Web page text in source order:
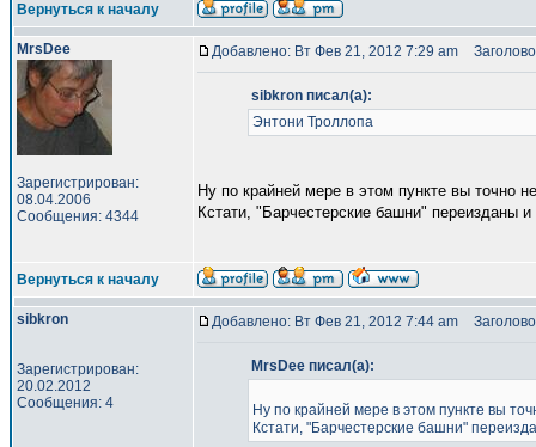
Вернуться к началу
MrsDee
Зарегистрирован:
08.04.2006
Сообщения: 4344
Добавлено: Вт Фев 21, 2012 7:29 am
sibkron писал(а):
Энтони Троллопа
Ну по крайней мере в этом пункте вы точно
Кстати, "Барчестерские башни" переизданы
Вернуться к началу
sibkron
Зарегистрирован:
20.02.2012
Сообщения: 4
Добавлено: Вт Фев 21, 2012 7:44 am
MrsDee писал(а):
Ну по крайней мере в этом пункте вы
Кстати, "Барчестерские башни"